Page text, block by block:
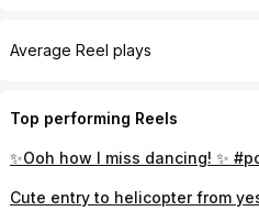
Average Reel plays
Top performing Reels